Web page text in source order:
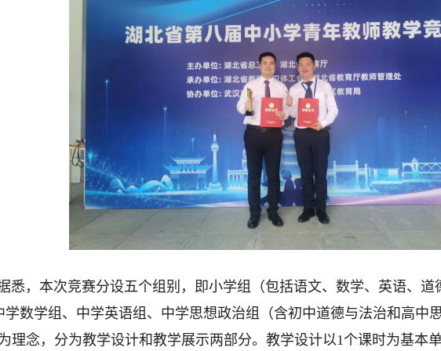
悉，本次竞赛分设五个组别，即小学组（包括语文、数学、英语、
学数学组、中学英语组、中学思想政治组（含初中道德与法治和高中
理念，分为教学设计和教学展示两部分。教学设计以1个课时为基本